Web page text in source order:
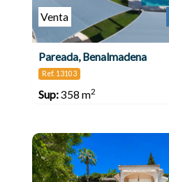
Venta
Pareada, Benalmadena
Ref. 13103
Sup:358 m2